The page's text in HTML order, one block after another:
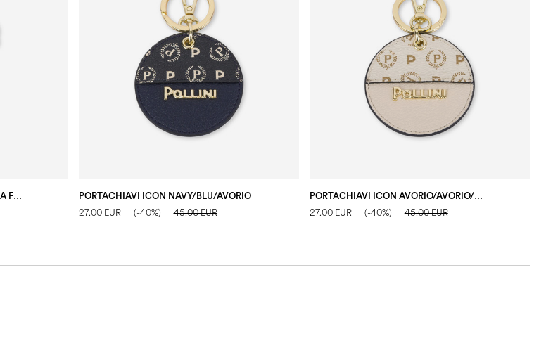
PORTACHIAVI ICON NAVY/BLU/AVORIO
27.00 EUR (-40%) 45.00 EUR
PORTACHIAVI ICON AVORIO/AVORIO/TAUPE
27.00 EUR (-40%) 45.00 EUR